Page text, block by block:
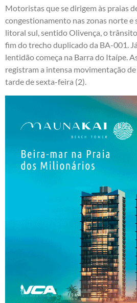
Motoristas que se dirigem às praias
congestionamento nas zonas norte e
litoral sul, sentido Olivença, o
fim do trecho duplicado da BA-001.
lentidão começa na Barra do Itaípe.
registram a intensa movimentação
tarde de sexta-feira (2).